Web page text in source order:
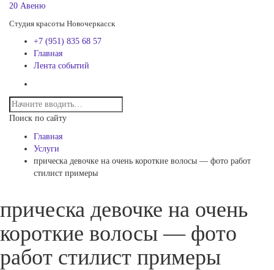
20 Авеню
Студия красоты Новочеркасск
+7 (951) 835 68 57
Главная
Лента событий
Поиск по сайту
Главная
Услуги
прическа девочке на очень короткие волосы — фото работ
стилист примеры
прическа девочке на очень
короткие волосы — фото
работ стилист примеры